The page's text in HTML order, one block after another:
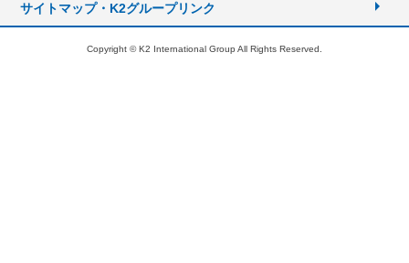
サイトマップ・K2グループリンク
Copyright © K2 International Group All Rights Reserved.